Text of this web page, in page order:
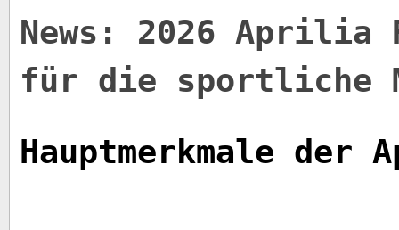
News: 2026 Aprilia
für die sportliche
Hauptmerkmale der